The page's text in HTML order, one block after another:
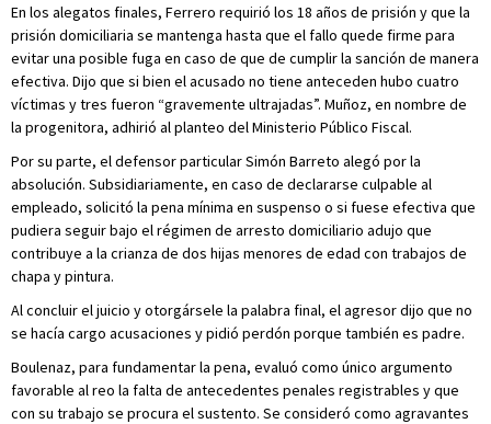
En los alegatos finales, Ferrero requirió los 18 años de prisión y que la
prisión domiciliaria se mantenga hasta que el fallo quede firme para
evitar una posible fuga en caso de que de cumplir la sanción de manera
efectiva. Dijo que si bien el acusado no tiene anteceden hubo cuatro
víctimas y tres fueron “gravemente ultrajadas”. Muñoz, en nombre de
la progenitora, adhirió al planteo del Ministerio Público Fiscal.
Por su parte, el defensor particular Simón Barreto alegó por la
absolución. Subsidiariamente, en caso de declararse culpable al
empleado, solicitó la pena mínima en suspenso o si fuese efectiva que
pudiera seguir bajo el régimen de arresto domiciliario adujo que
contribuye a la crianza de dos hijas menores de edad con trabajos de
chapa y pintura.
Al concluir el juicio y otorgársele la palabra final, el agresor dijo que no
se hacía cargo acusaciones y pidió perdón porque también es padre.
Boulenaz, para fundamentar la pena, evaluó como único argumento
favorable al reo la falta de antecedentes penales registrables y que
con su trabajo se procura el sustento. Se consideró como agravantes